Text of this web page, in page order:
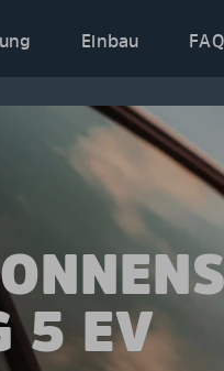
Einbau FAQ
5 EV